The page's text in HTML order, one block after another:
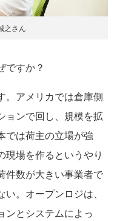
之さん
ですか？
アメリカでは倉庫側
ョンで回し、規模を拡
では荷主の立場が強
現場を作るというやり
件数が大きい事業者で
。オープンロジは、
ンとシステムによっ